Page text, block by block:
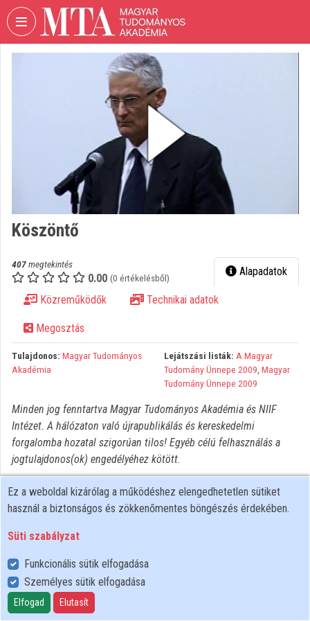
Fejléc kihagyása Menü kihagyása Tartalom kihagyása
Intézményi kezdőlap
Bejelentkezés
Intézményi listák
Intézmények
Közreműködők
Köszöntő
407megtekintés
0.00 (0 értékelésből) Alapadatok
Közreműködők Technikai adatok
Megosztás
Tulajdonos: Magyar Tudományos
Akadémia
Lejátszási listák: A Magyar
Tudomány Ünnepe 2009, Magyar
Tudomány Ünnepe 2009
Minden jog fenntartva Magyar Tudományos Akadémia és NIIF
Intézet. A hálózaton való újrapublikálás és kereskedelmi
forgalomba hozatal szigorúan tilos! Egyéb célú felhasználás a
jogtulajdonos(ok) engedélyéhez kötött.
Felhasználói szabályzat
Adatkezelési tájékoztató
Süti szabályzat
Ez a weboldal kizárólag a működéshez elengedhetetlen sütiket
használ a biztonságos és zökkenőmentes böngészés érdekében.
Süti szabályzat
Funkcionális sütik elfogadása
Személyes sütik elfogadása
Elfogad Elutasít